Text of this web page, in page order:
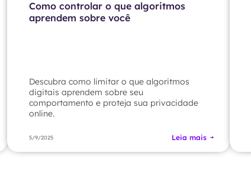
Como controlar o que algoritmos
aprendem sobre você
Descubra como limitar o que algoritmos
digitais aprendem sobre seu
comportamento e proteja sua privacidade
online.
5/9/2025 Leia mais